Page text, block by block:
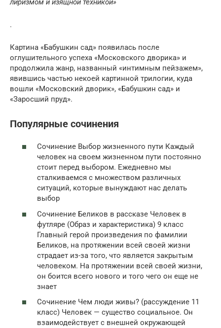
.
Картина «Бабушкин сад» появилась после
оглушительного успеха «Московского дворика» и
продолжила жанр, названный «интимным пейзажем»,
явившись частью некоей картинной трилогии, куда
вошли «Московский дворик», «Бабушкин сад» и
«Заросший пруд».
Популярные сочинения
Сочинение Выбор жизненного пути Каждый
человек на своем жизненном пути постоянно
стоит перед выбором. Ежедневно мы
сталкиваемся с множеством различных
ситуаций, которые вынуждают нас делать
выбор
Сочинение Беликов в рассказе Человек в
футляре (Образ и характеристика) 9 класс
Главный герой произведения по фамилии
Беликов, на протяжении всей своей жизни
страдает из-за того, что является закрытым
человеком. На протяжении всей своей жизни,
он боится всего нового и того чего он еще не
знает
Сочинение Чем люди живы? (рассуждение 11
класс) Человек — существо социальное. Он
взаимодействует с внешней окружающей